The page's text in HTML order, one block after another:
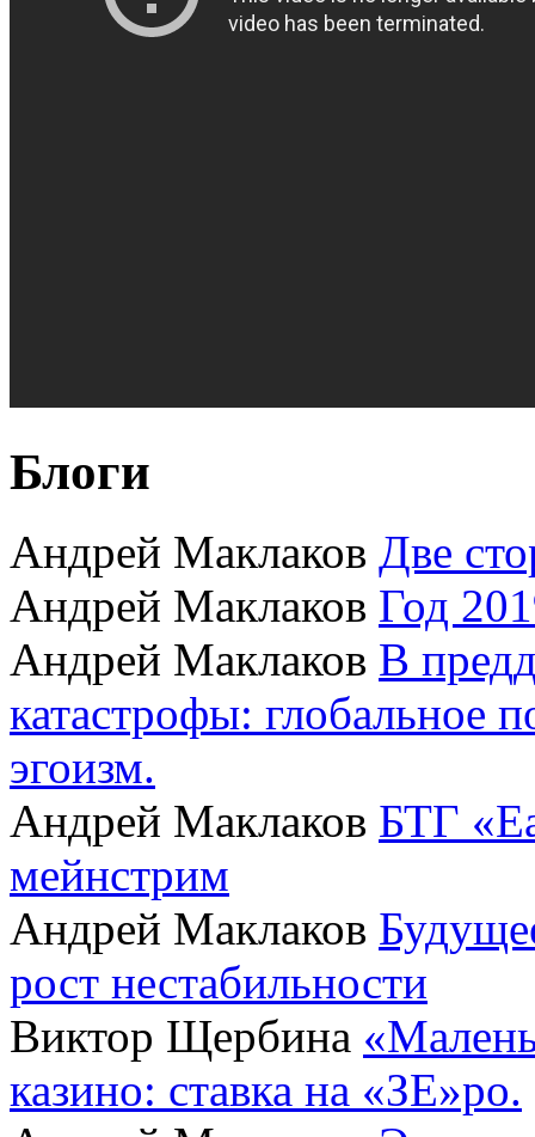
Блоги
Андрей Маклаков Две
Андрей Маклаков Год
Андрей Маклаков В
катастрофы: глобальное
эгоизм.
Андрей Маклаков БТГ
мейнстрим
Андрей Маклаков
рост нестабильности
Виктор Щербина
казино: ставка на «ЗЕ»ро.